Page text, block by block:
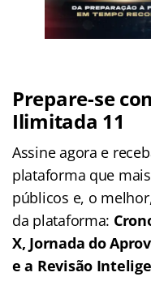
Prepare-se
Ilimitada 11
Assine agora e
plataforma que
públicos e, o
da plataforma:
X, Jornada do
e a Revisão